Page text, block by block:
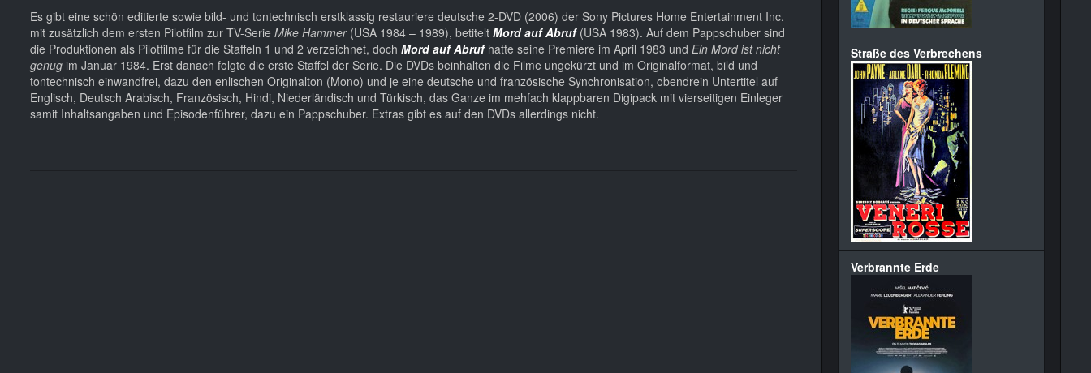
Es gibt eine schön editierte sowie bild- und tontechnisch erstklassig restauriere deutsche 2-DVD (2006) der Sony Pictures Home Entertainment Inc.
mit zusätzlich dem ersten Pilotfilm zur TV-Serie Mike Hammer (USA 1984 – 1989), betitelt Mord auf Abruf (USA 1983). Auf dem Pappschuber sind
die Produktionen als Pilotfilme für die Staffeln 1 und 2 verzeichnet, doch Mord auf Abrufhatte seine Premiere im April 1983 und Ein Mord ist nicht
genug im Januar 1984. Erst danach folgte die erste Staffel der Serie. Die DVDs beinhalten die Filme ungekürzt und im Originalformat, bild und
tontechnisch einwandfrei, dazu den enlischen Originalton (Mono) und je eine deutsche und französische Synchronisation, obendrein Untertitel auf
Englisch, Deutsch Arabisch, Französisch, Hindi, Niederländisch und Türkisch, das Ganze im mehfach klappbaren Digipack mit vierseitigen Einleger
samit Inhaltsangaben und Episodenführer, dazu ein Pappschuber. Extras gibt es auf den DVDs allerdings nicht.
Straße des Verbrechens
Verbrannte Erde